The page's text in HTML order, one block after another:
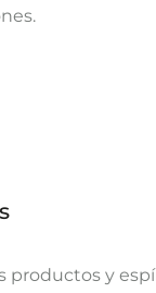
productos y